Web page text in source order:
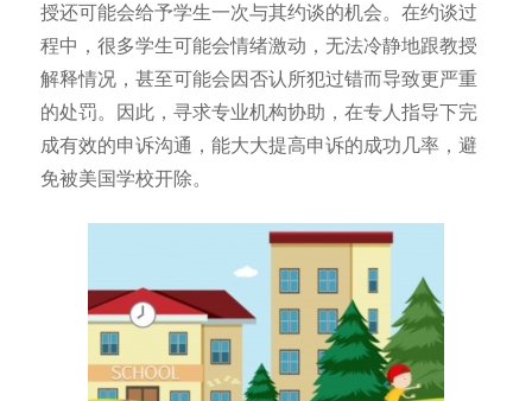
授还可能会给予学生一次与其约谈的机会。在约谈过
程中，很多学生可能会情绪激动，无法冷静地跟教授
解释情况，甚至可能会因否认所犯过错而导致更严重
的处罚。因此，寻求专业机构协助，在专人指导下完
成有效的申诉沟通，能大大提高申诉的成功几率，避
免被美国学校开除。